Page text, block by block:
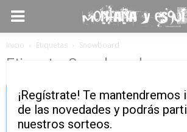
Inicio Etiquetas Snowboard
Etiqueta: Snowboard
¡Regístrate! Te mantendremos
de las novedades y podrás
nuestros sorteos.